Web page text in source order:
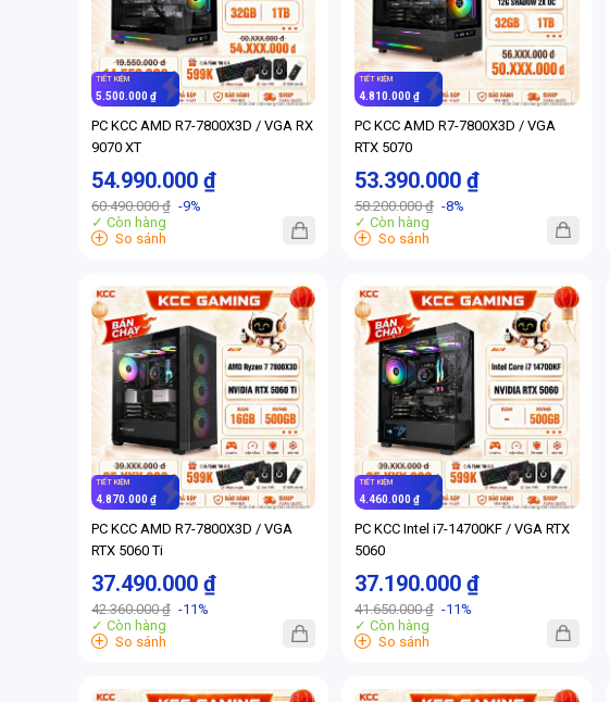
TIẾT KIỆM
5.500.000 ₫
PC KCC AMD R7-7800X3D / VGA RX
9070 XT
54.990.000 ₫
60.490.000 ₫ -9%
✓ Còn hàng
+ So sánh
TIẾT KIỆM
4.810.000 ₫
PC KCC AMD R7-7800X3D / VGA
RTX 5070
53.390.000 ₫
58.200.000 ₫ -8%
✓ Còn hàng
+ So sánh
TIẾT KIỆM
4.870.000 ₫
PC KCC AMD R7-7800X3D / VGA
RTX 5060 Ti
37.490.000 ₫
42.360.000 ₫ -11%
✓ Còn hàng
+ So sánh
TIẾT KIỆM
4.460.000 ₫
PC KCC Intel i7-14700KF / VGA RTX
5060
37.190.000 ₫
41.650.000 ₫ -11%
✓ Còn hàng
+ So sánh